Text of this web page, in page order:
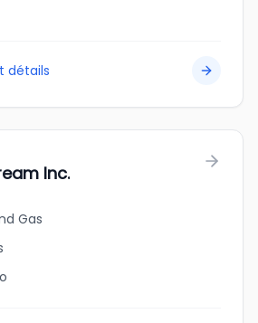
détails
Inc.
Gas